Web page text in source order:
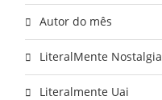
Autor do mês
LiteralMente Nostalgia
Literalmente Uai